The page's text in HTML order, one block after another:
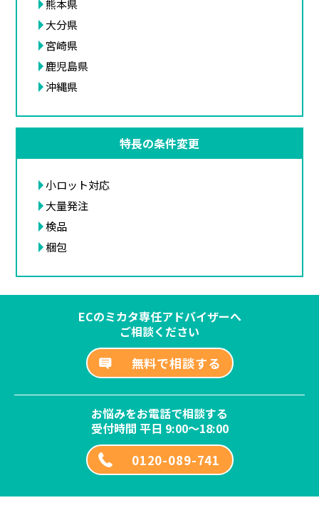
熊本県
大分県
宮崎県
鹿児島県
沖縄県
特長の条件変更
小ロット対応
大量発注
検品
梱包
ECのミカタ専任アドバイザーへ
ご相談ください
無料で相談する
お悩みをお電話で相談する
受付時間 平日 9:00～18:00
0120-089-741